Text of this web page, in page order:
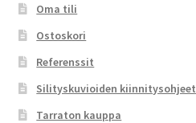
Oma tili
Ostoskori
Referenssit
Silityskuvioiden kiinnitysohjeet
Tarraton kauppa